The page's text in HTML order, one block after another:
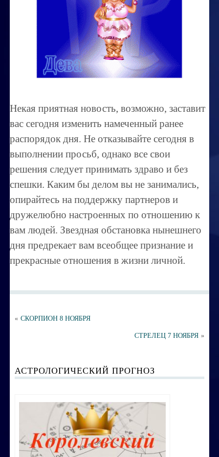
Миссиональность
Королевский гороскоп
Найти идеального партнера
Корректировка характера
Совместимость
Занятия по расшифровке снов
Магия денег
Позитивное мышление
Порча ,сглаз
Усовершенствование личности
Секреты успешных продаж
Вибрационные коды на здоровье
Управление эмоциями и мыслями
Экспресс-курс по Су-джок терапии
Воспитание ребенка без угроз и насилия
Некая приятная новость, возможно, заставит
вас сегодня изменить намеченный ранее
распорядок дня. Не отказывайте сегодня в
выполнении просьб, однако все свои
решения следует принимать здраво и без
спешки. Каким бы делом вы не занимались,
опирайтесь на поддержку партнеров и
дружелюбно настроенных по отношению к
вам людей. Звездная обстановка нынешнего
дня предрекает вам всеобщее признание и
прекрасные отношения в жизни личной.
« СКОРПИОН 8 НОЯБРЯ
СТРЕЛЕЦ 7 НОЯБРЯ »
АСТРОЛОГИЧЕСКИЙ ПРОГНОЗ